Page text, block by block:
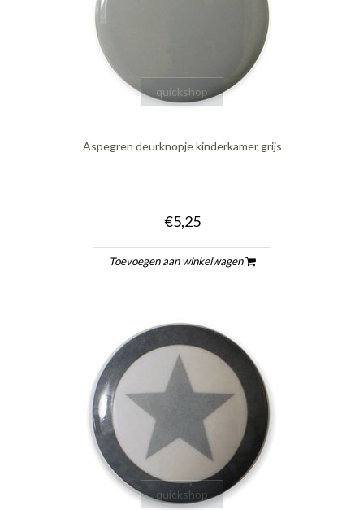
quickshop
Aspegren deurknopje kinderkamer grijs
€5,25
Toevoegen aan winkelwagen
quickshop